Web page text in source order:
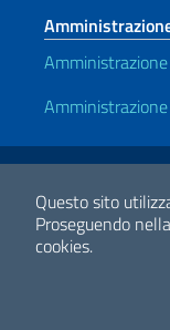
Questo sito
Proseguendo
cookies.
Link Utili